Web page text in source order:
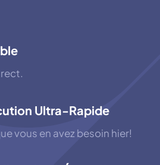
Ultra-Rapide
vous en avez besoin hier!